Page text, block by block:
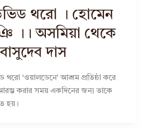
থরো । হোমেন
।। অসমিয়া থেকে
দাস
‘ওয়ালডেনে’ আশ্রম প্রতিষ্ঠা করে
করার সময় একদিনের জন্য তাকে
হয়।